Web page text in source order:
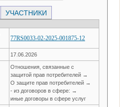
УЧАСТНИКИ
77RS0033-02-2025-001875-12
17.06.2026
Отношения, связанные с
защитой прав потребителей →
О защите прав потребителей →
- из договоров в сфере: →
иные договоры в сфере услуг